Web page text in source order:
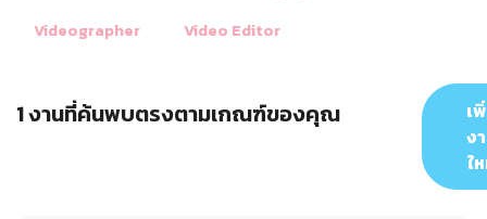
Videographer
Video Editor
1 งานที่ค้นพบตรงตามเกณฑ์ของคุณ
เ
ง
ใ